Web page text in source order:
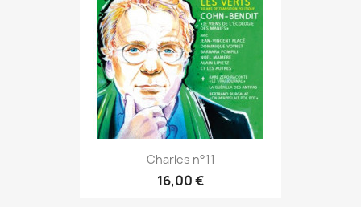
Charles n°11
16,00 €